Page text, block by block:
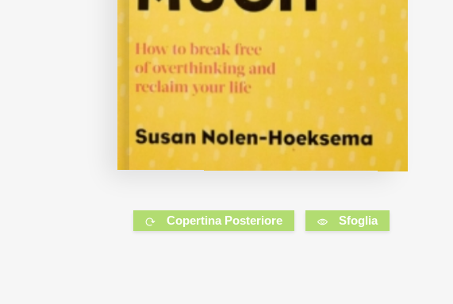
Copertina Posteriore Sfoglia